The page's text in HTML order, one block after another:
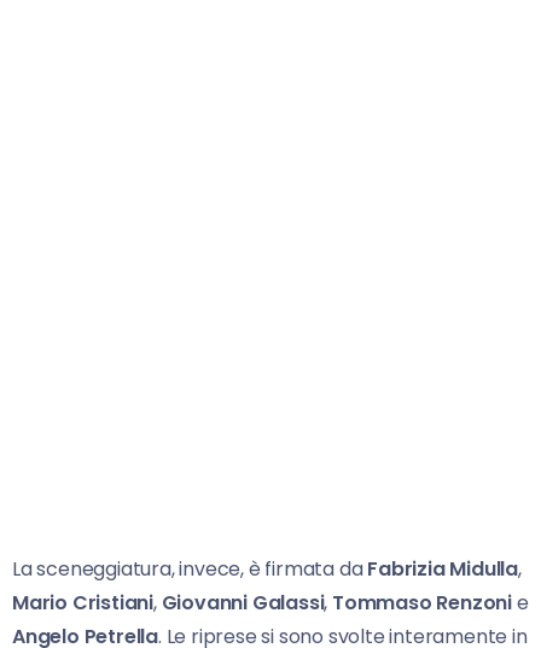
La sceneggiatura, invece, è firmata daFabrizia Midulla,
Mario Cristiani, Giovanni Galassi, Tommaso Renzonie
Angelo Petrella. Le riprese si sono svolte interamente in